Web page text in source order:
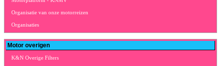
Organisatie van onze motorreizen
Organisaties
Motor overigen
K&N Overige Filters